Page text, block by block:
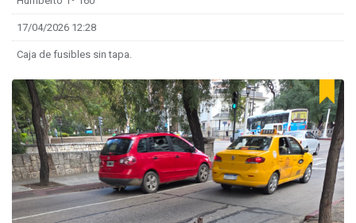
17/04/2026 12:28
Caja de fusibles sin tapa.